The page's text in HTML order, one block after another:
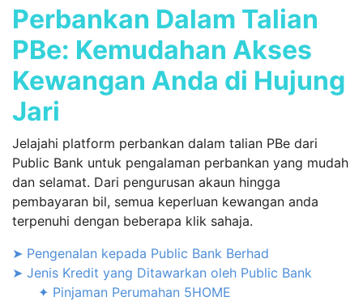
Perbankan Dalam Talian
PBe: Kemudahan Akses
Kewangan Anda di Hujung
Jari
Jelajahi platform perbankan dalam talian PBe dari
Public Bank untuk pengalaman perbankan yang mudah
dan selamat. Dari pengurusan akaun hingga
pembayaran bil, semua keperluan kewangan anda
terpenuhi dengan beberapa klik sahaja.
➤ Pengenalan kepada Public Bank Berhad
➤ Jenis Kredit yang Ditawarkan oleh Public Bank
✦ Pinjaman Perumahan 5HOME